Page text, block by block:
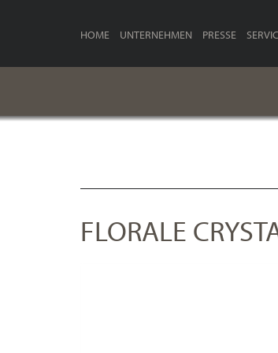
HOME UNTERNEHMEN PRESSE
FLORALE